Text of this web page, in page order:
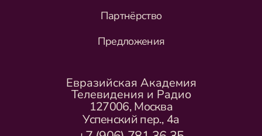
Партнёрство
Предложения
Евразийская Академия
Телевидения и Радио
127006, Москва
Успенский пер., 4а